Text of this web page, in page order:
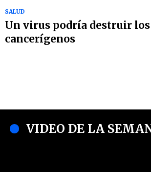
SALUD
Un virus podría destruir
cancerígenos
VIDEO DE LA